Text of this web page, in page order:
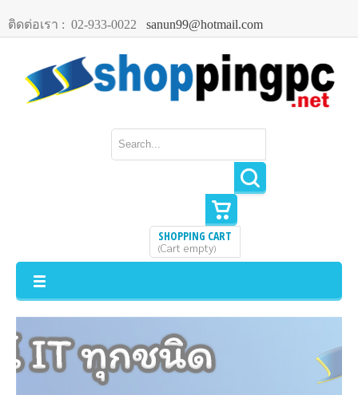
ติดต่อเรา : 02-933-0022 sanun99@hotmail.com
SHOPPING CART
(Cart empty)